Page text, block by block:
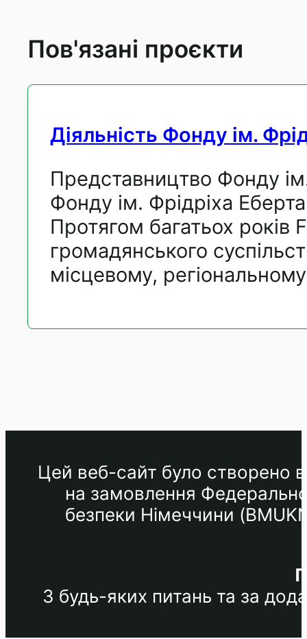
Пов'язані проєкти
Діяльність Фонду ім.
Представництво Фонду
Фонду ім. Фрідріха
Протягом багатьох
громадянського
місцевому,
Цей веб-сайт було створено
на замовлення
безпеки Німеччини
З будь-яких питань та за